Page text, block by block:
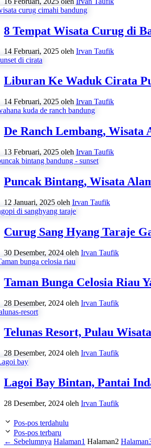
8 Tempat Wisata Curug di
14 Februari, 2025 oleh Irvan Taufik
Liburan Ke Waduk Cirata
14 Februari, 2025 oleh Irvan Taufik
De Ranch Lembang, Wisata
13 Februari, 2025 oleh Irvan Taufik
Puncak Bintang, Wisata
12 Januari, 2025 oleh Irvan Taufik
Curug Sang Hyang Taraje
30 Desember, 2024 oleh Irvan Taufik
Taman Bunga Celosia Riau
28 Desember, 2024 oleh Irvan Taufik
Telunas Resort, Pulau
28 Desember, 2024 oleh Irvan Taufik
Lagoi Bay Bintan, Pantai
28 Desember, 2024 oleh Irvan Taufik
Pos-pos terdahulu
Pos-pos terbaru
← Sebelumnya Halaman1 Halaman2 Halaman